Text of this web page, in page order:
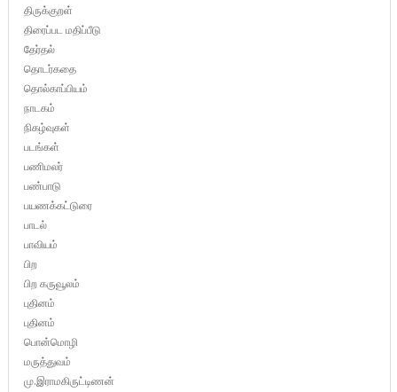
திருக்குறள்
திரைப்பட மதிப்பீடு
தேர்தல்
தொடர்கதை
தொல்காப்பியம்
நாடகம்
நிகழ்வுகள்
படங்கள்
பணிமலர்
பண்பாடு
பயணக்கட்டுரை
பாடல்
பாவியம்
பிற
பிற கருவூலம்
புதினம்
புதினம்
பொன்மொழி
மருத்துவம்
மு.இராமகிருட்டிணன்